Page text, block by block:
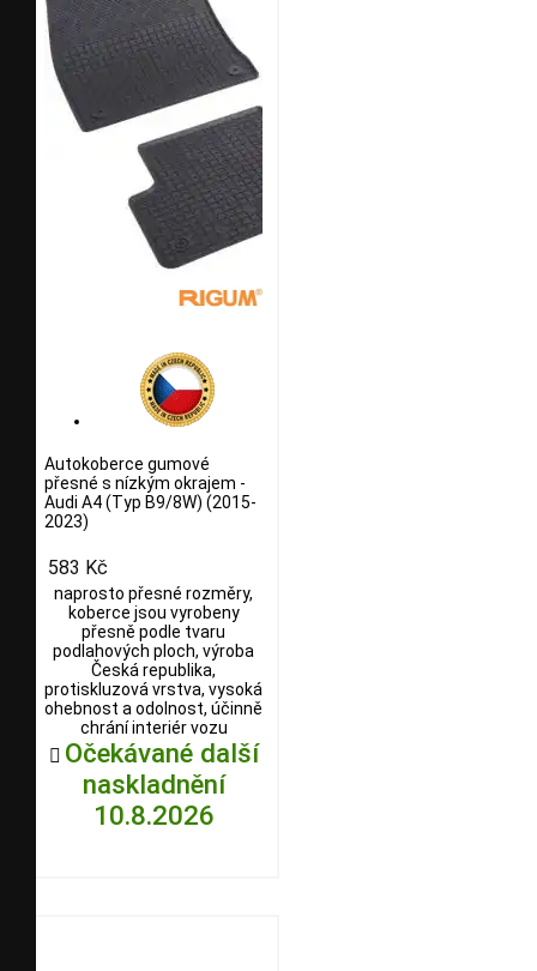
Autokoberce gumové
přesné s nízkým okrajem -
Audi A4 (Typ B9/8W) (2015-
2023)
583 Kč
naprosto přesné rozměry,
koberce jsou vyrobeny
přesně podle tvaru
podlahových ploch, výroba
Česká republika,
protiskluzová vrstva, vysoká
ohebnost a odolnost, účinně
chrání interiér vozu
 Očekávané další
naskladnění
10.8.2026